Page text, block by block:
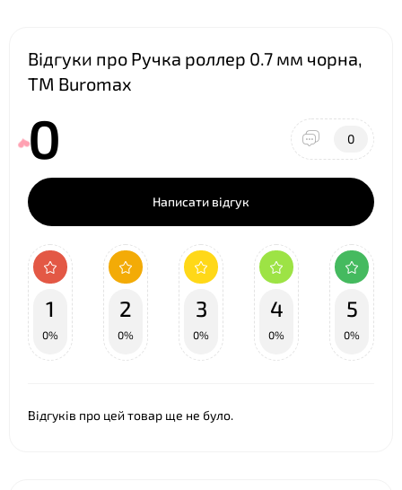
Відгуки про Ручка роллер 0.7 мм чорна,
ТМ Buromax
0 0
Написати відгук
1
0%
2
0%
3
0%
4
0%
5
0%
Відгуків про цей товар ще не було.